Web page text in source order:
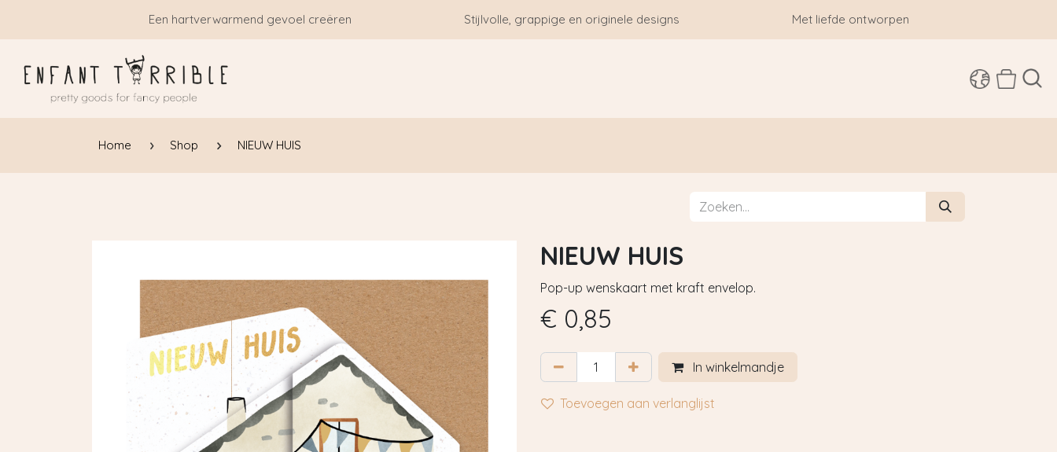
Een hartverwarmend gevoel creëren Stijlvolle, grappige en originele designs Met liefde ontworpen
Home Shop NIEUW HUIS
NIEUW HUIS
Pop-up wenskaart met kraft envelop.
€ 0,85
In winkelmandje
Toevoegen aan verlanglijst